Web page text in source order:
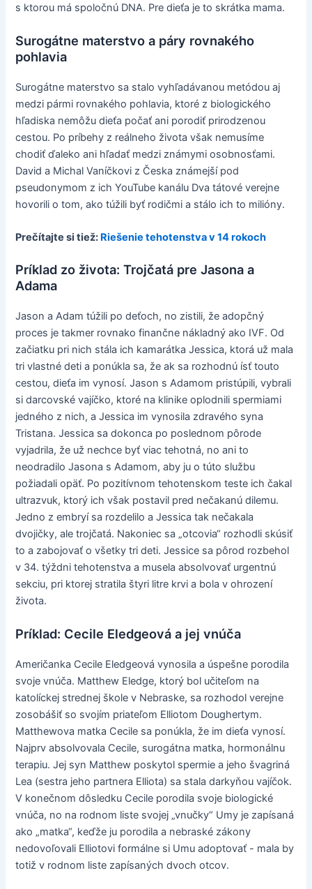
s ktorou má spoločnú DNA. Pre dieťa je to skrátka mama.
Surogátne materstvo a páry rovnakého
pohlavia
Surogátne materstvo sa stalo vyhľadávanou metódou aj
medzi pármi rovnakého pohlavia, ktoré z biologického
hľadiska nemôžu dieťa počať ani porodiť prirodzenou
cestou. Po príbehy z reálneho života však nemusíme
chodiť ďaleko ani hľadať medzi známymi osobnosťami.
David a Michal Vaníčkovi z Česka známejší pod
pseudonymom z ich YouTube kanálu Dva tátové verejne
hovorili o tom, ako túžili byť rodičmi a stálo ich to milióny.
Prečítajte si tiež: Riešenie tehotenstva v 14 rokoch
Príklad zo života: Trojčatá pre Jasona a
Adama
Jason a Adam túžili po deťoch, no zistili, že adopčný
proces je takmer rovnako finančne nákladný ako IVF. Od
začiatku pri nich stála ich kamarátka Jessica, ktorá už mala
tri vlastné deti a ponúkla sa, že ak sa rozhodnú ísť touto
cestou, dieťa im vynosí. Jason s Adamom pristúpili, vybrali
si darcovské vajíčko, ktoré na klinike oplodnili spermiami
jedného z nich, a Jessica im vynosila zdravého syna
Tristana. Jessica sa dokonca po poslednom pôrode
vyjadrila, že už nechce byť viac tehotná, no ani to
neodradilo Jasona s Adamom, aby ju o túto službu
požiadali opäť. Po pozitívnom tehotenskom teste ich čakal
ultrazvuk, ktorý ich však postavil pred nečakanú dilemu.
Jedno z embryí sa rozdelilo a Jessica tak nečakala
dvojičky, ale trojčatá. Nakoniec sa „otcovia“ rozhodli skúsiť
to a zabojovať o všetky tri deti. Jessice sa pôrod rozbehol
v 34. týždni tehotenstva a musela absolvovať urgentnú
sekciu, pri ktorej stratila štyri litre krvi a bola v ohrození
života.
Príklad: Cecile Eledgeová a jej vnúča
Američanka Cecile Eledgeová vynosila a úspešne porodila
svoje vnúča. Matthew Eledge, ktorý bol učiteľom na
katolíckej strednej škole v Nebraske, sa rozhodol verejne
zosobášiť so svojím priateľom Elliotom Doughertym.
Matthewova matka Cecile sa ponúkla, že im dieťa vynosí.
Najprv absolvovala Cecile, surogátna matka, hormonálnu
terapiu. Jej syn Matthew poskytol spermie a jeho švagriná
Lea (sestra jeho partnera Elliota) sa stala darkyňou vajíčok.
V konečnom dôsledku Cecile porodila svoje biologické
vnúča, no na rodnom liste svojej „vnučky“ Umy je zapísaná
ako „matka“, keďže ju porodila a nebraské zákony
nedovoľovali Elliotovi formálne si Umu adoptovať - mala by
totiž v rodnom liste zapísaných dvoch otcov.